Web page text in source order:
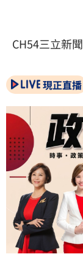
CH54三立新
現正直播